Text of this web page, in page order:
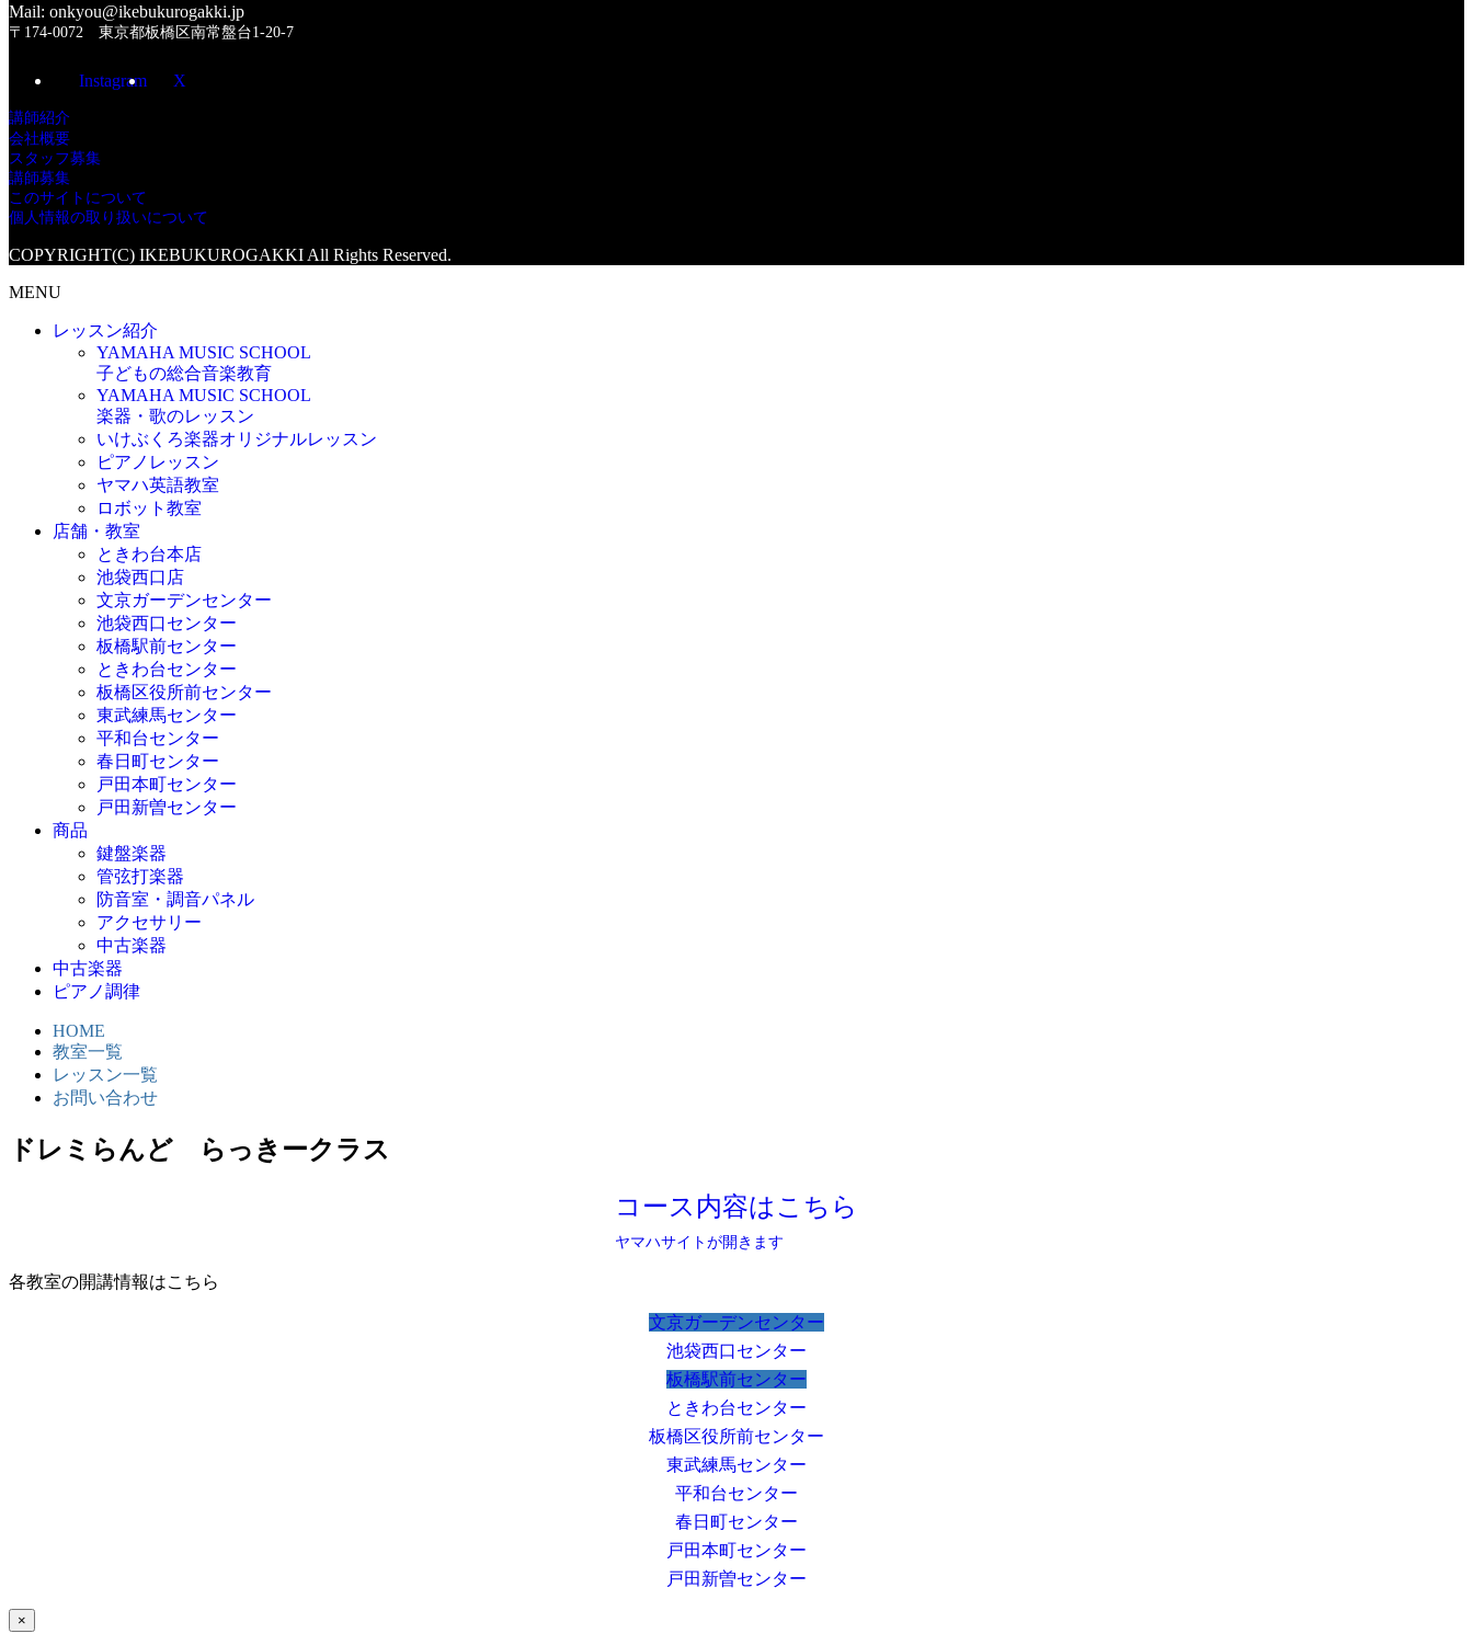
Mail: onkyou@ikebukurogakki.jp
〒174-0072 東京都板橋区南常盤台1-20-7
Instagram X
講師紹介
会社概要
スタッフ募集
講師募集
このサイトについて
個人情報の取り扱いについて
COPYRIGHT(C) IKEBUKUROGAKKI All Rights Reserved.
MENU
レッスン紹介
YAMAHA MUSIC SCHOOL
子どもの総合音楽教育
YAMAHA MUSIC SCHOOL
楽器・歌のレッスン
いけぶくろ楽器オリジナルレッスン
ピアノレッスン
ヤマハ英語教室
ロボット教室
店舗・教室
ときわ台本店
池袋西口店
文京ガーデンセンター
池袋西口センター
板橋駅前センター
ときわ台センター
板橋区役所前センター
東武練馬センター
平和台センター
春日町センター
戸田本町センター
戸田新曽センター
商品
鍵盤楽器
管弦打楽器
防音室・調音パネル
アクセサリー
中古楽器
中古楽器
ピアノ調律
HOME
教室一覧
レッスン一覧
お問い合わせ
ドレミらんど らっきークラス
コース内容はこちら
ヤマハサイトが開きます
各教室の開講情報はこちら
文京ガーデンセンター
池袋西口センター
板橋駅前センター
ときわ台センター
板橋区役所前センター
東武練馬センター
平和台センター
春日町センター
戸田本町センター
戸田新曽センター
×